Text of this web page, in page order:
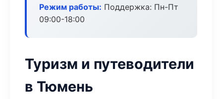
Режим работы: Поддержка: Пн-Пт
09:00-18:00
Туризм и путеводители
в Тюмень